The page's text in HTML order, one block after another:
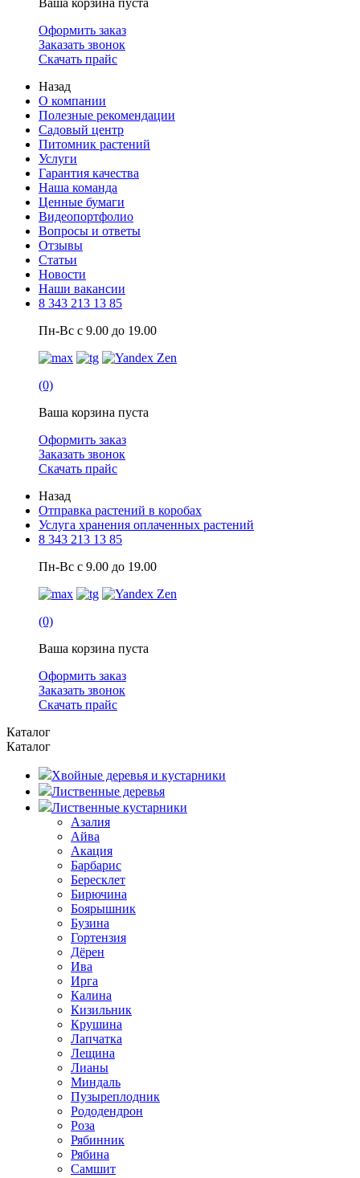
Ваша корзина пуста
Оформить заказ
Заказать звонок
Скачать прайс
Назад
О компании
Полезные рекомендации
Садовый центр
Питомник растений
Услуги
Гарантия качества
Наша команда
Ценные бумаги
Видеопортфолио
Вопросы и ответы
Отзывы
Статьи
Новости
Наши вакансии
8 343 213 13 85
Пн-Вс с 9.00 до 19.00
(0)
Ваша корзина пуста
Оформить заказ
Заказать звонок
Скачать прайс
Назад
Отправка растений в коробах
Услуга хранения оплаченных растений
8 343 213 13 85
Пн-Вс с 9.00 до 19.00
(0)
Ваша корзина пуста
Оформить заказ
Заказать звонок
Скачать прайс
Каталог
Каталог
Хвойные деревья и кустарники
Лиственные деревья
Лиственные кустарники
Азалия
Айва
Акация
Барбарис
Бересклет
Бирючина
Боярышник
Бузина
Гортензия
Дёрен
Ива
Ирга
Калина
Кизильник
Крушина
Лапчатка
Лещина
Лианы
Миндаль
Пузыреплодник
Рододендрон
Роза
Рябинник
Рябина
Самшит